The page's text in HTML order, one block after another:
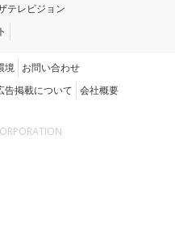
テレビジョン
境 お問い合わせ
告掲載について 会社概要